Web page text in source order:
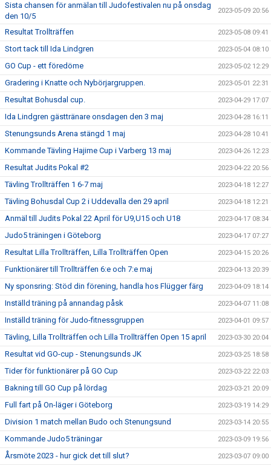
Sista chansen för anmälan till Judofestivalen nu på onsdag
den 10/5
2023-05-09 20:56
Resultat Trollträffen 2023-05-08 09:41
Stort tack till Ida Lindgren 2023-05-04 08:10
GO Cup - ett föredöme 2023-05-02 12:29
Gradering i Knatte och Nybörjargruppen. 2023-05-01 22:31
Resultat Bohusdal cup. 2023-04-29 17:07
Ida Lindgren gästtränare onsdagen den 3 maj 2023-04-28 16:11
Stenungsunds Arena stängd 1 maj 2023-04-28 10:41
Kommande Tävling Hajime Cup i Varberg 13 maj 2023-04-26 12:23
Resultat Judits Pokal #2 2023-04-22 20:56
Tävling Trollträffen 1 6-7 maj 2023-04-18 12:27
Tävling Bohusdal Cup 2 i Uddevalla den 29 april 2023-04-18 12:21
Anmäl till Judits Pokal 22 April för U9,U15 och U18 2023-04-17 08:34
Judo5 träningen i Göteborg 2023-04-17 07:27
Resultat Lilla Trollträffen, Lilla Trollträffen Open 2023-04-15 20:26
Funktionärer till Trollträffen 6:e och 7:e maj 2023-04-13 20:39
Ny sponsring: Stöd din förening, handla hos Flügger färg 2023-04-09 18:14
Inställd träning på annandag påsk 2023-04-07 11:08
Inställd träning för Judo-fitnessgruppen 2023-04-01 09:57
Tävling, Lilla Trollträffen och Lilla Trollträffen Open 15 april 2023-03-30 20:04
Resultat vid GO-cup - Stenungsunds JK 2023-03-25 18:58
Tider för funktionärer på GO Cup 2023-03-22 22:03
Bakning till GO Cup på lördag 2023-03-21 20:09
Full fart på On-läger i Göteborg 2023-03-19 14:29
Division 1 match mellan Budo och Stenungsund 2023-03-14 20:55
Kommande Judo5 träningar 2023-03-09 19:56
Årsmöte 2023 - hur gick det till slut? 2023-03-07 09:00